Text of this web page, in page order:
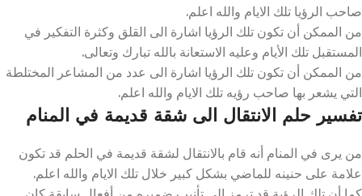
صاحب الرؤيا تلك الايام والله اعلم.
من الممكن أن تكون تلك الرؤيا اشارة الى القلق وكثرة التفكير في
المستقبل تلك الأيام وعليه الاستعانة بالله تبارك وتعالى.
من الممكن أن تكون تلك الرؤيا اشارة الى عدد من المشاعر المختلطة
التي يشعر بها صاحب رؤيه تلك الايام والله اعلم.
تفسير حلم الانتقال الى شقة قديمة في المنام
من يرى في المنام أنه قام بالانتقال لشقة قديمة في الحلم قد تكون
علامة على حنينه للماضي بشكل كبير خلال تلك الايام والله اعلم.